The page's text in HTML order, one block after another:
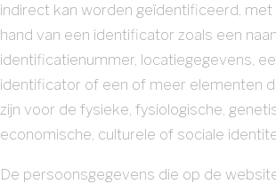
indirect kan worden geïdentificeerd, met
hand van een identificator zoals een
identificatienummer, locatiegegevens,
identificator of een of meer elementen
zijn voor de fysieke, fysiologische,
economische, culturele of sociale
De persoonsgegevens die op de